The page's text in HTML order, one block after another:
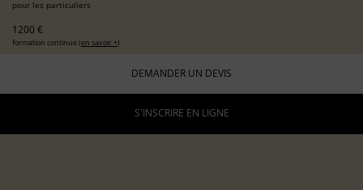
pour les particuliers
1200 €
formation continue (en savoir +)
DEMANDER UN DEVIS
S'INSCRIRE EN LIGNE